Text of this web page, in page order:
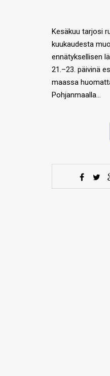
Kesäkuu tarjosi
kuukaudesta
ennätyksellisen
21.–23. päivinä
maassa
Pohjanmaalla…